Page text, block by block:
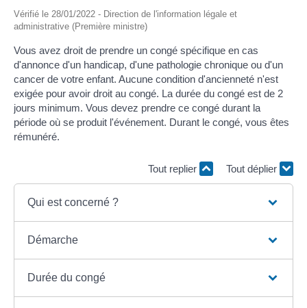
Vérifié le 28/01/2022 - Direction de l'information légale et
administrative (Première ministre)
Vous avez droit de prendre un congé spécifique en cas
d'annonce d'un handicap, d'une pathologie chronique ou d'un
cancer de votre enfant. Aucune condition d'ancienneté n'est
exigée pour avoir droit au congé. La durée du congé est de 2
jours minimum. Vous devez prendre ce congé durant la
période où se produit l'événement. Durant le congé, vous êtes
rémunéré.
Tout replier Tout déplier
Qui est concerné ?
Démarche
Durée du congé